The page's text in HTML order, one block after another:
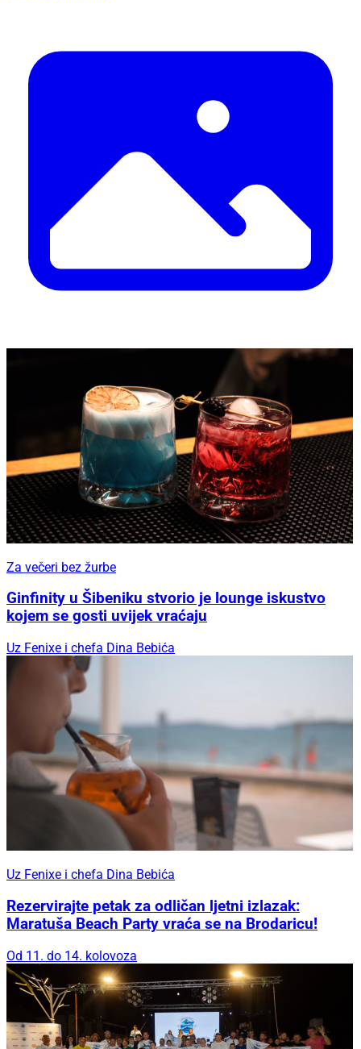
Za večeri bez žurbe
Ginfinity u Šibeniku stvorio je lounge iskustvo
kojem se gosti uvijek vraćaju
Uz Fenixe i chefa Dina Bebića
Uz Fenixe i chefa Dina Bebića
Rezervirajte petak za odličan ljetni izlazak:
Maratuša Beach Party vraća se na Brodaricu!
Od 11. do 14. kolovoza